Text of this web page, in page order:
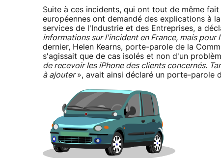
Suite à ces incidents, qui ont tout de même fait
européennes ont demandé des explications à
services de l'Industrie et des Entreprises, a
informations sur l'incident en France, mais pour
dernier, Helen Kearns, porte-parole de la
s'agissait que de cas isolés et non d'un
de recevoir les iPhone des clients concernés.
à ajouter», avait ainsi déclaré un porte-parole